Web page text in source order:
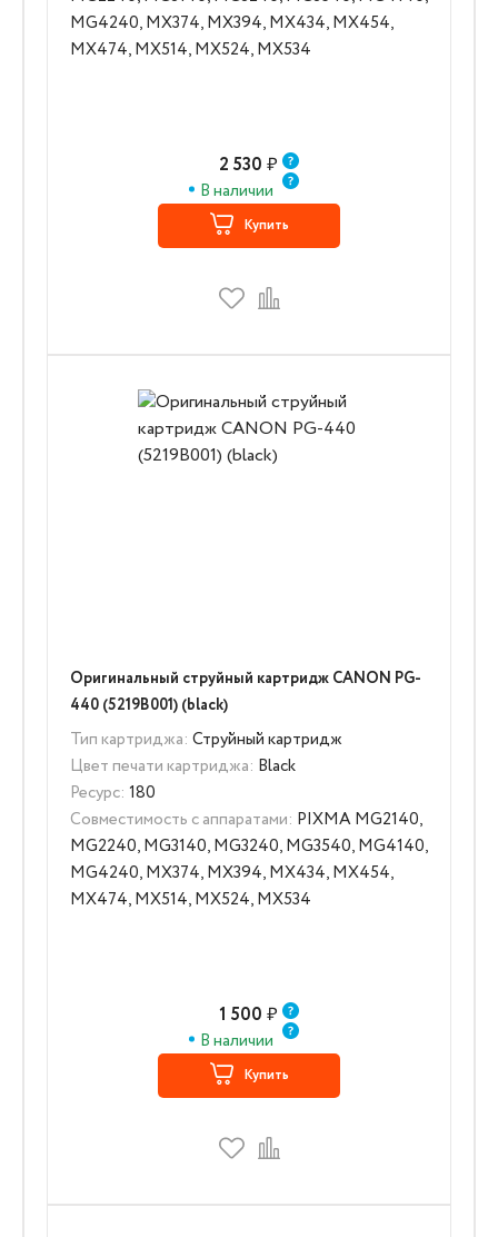
MG4240, MX374, MX394, MX434, MX454,
MX474, MX514, MX524, MX534
2 530 ₽
В наличии
Купить
Оригинальный струйный картридж CANON PG-
440 (5219B001) (black)
Тип картриджа: Струйный картридж
Цвет печати картриджа: Black
Ресурс: 180
Совместимость с аппаратами: PIXMA MG2140,
MG2240, MG3140, MG3240, MG3540, MG4140,
MG4240, MX374, MX394, MX434, MX454,
MX474, MX514, MX524, MX534
1 500 ₽
В наличии
Купить